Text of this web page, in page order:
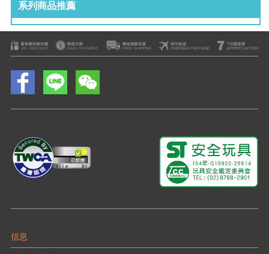
系列商品推薦
信息